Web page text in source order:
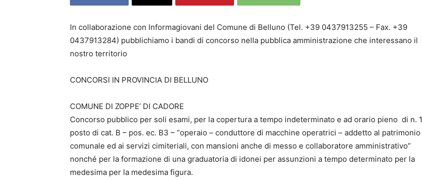
In collaborazione con Informagiovani del Comune di Belluno (Tel. +39 0437913255 – Fax. +39
0437913284) pubblichiamo i bandi di concorso nella pubblica amministrazione che interessano il
nostro territorio
CONCORSI IN PROVINCIA DI BELLUNO
COMUNE DI ZOPPE’ DI CADORE
Concorso pubblico per soli esami, per la copertura a tempo indeterminato e ad orario pieno di n. 1
posto di cat. B – pos. ec. B3 – “operaio – conduttore di macchine operatrici – addetto al patrimonio
comunale ed ai servizi cimiteriali, con mansioni anche di messo e collaboratore amministrativo”
nonché per la formazione di una graduatoria di idonei per assunzioni a tempo determinato per la
medesima per la medesima figura.